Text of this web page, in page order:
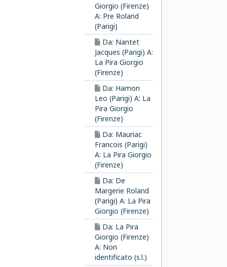
Giorgio (Firenze)
A: Pre Roland
(Parigi)
Da: Nantet
Jacques (Parigi) A:
La Pira Giorgio
(Firenze)
Da: Hamon
Leo (Parigi) A: La
Pira Giorgio
(Firenze)
Da: Mauriac
Francois (Parigi)
A: La Pira Giorgio
(Firenze)
Da: De
Margerie Roland
(Parigi) A: La Pira
Giorgio (Firenze)
Da: La Pira
Giorgio (Firenze)
A: Non
identificato (s.l.)